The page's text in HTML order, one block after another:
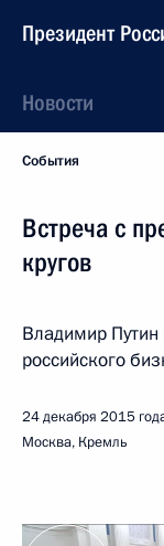
Президент
Новости
События
Встреча с
кругов
Владимир Путин
российского
24 декабря 2015
Москва, Кремль